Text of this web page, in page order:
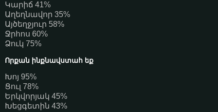
Կարիճ 41%
Աղեղնավոր 35%
Այծեղջյուր 58%
Ջրհոս 60%
Ձուկ 75%
Որքան ինքնավստահ եք
Խոյ 95%
Ցուլ 78%
Երկվորյակ 45%
Խեցգետին 43%